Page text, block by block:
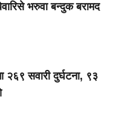
भरुवा बन्दुक बरामद
२६९ सवारी दुर्घटना, ९३